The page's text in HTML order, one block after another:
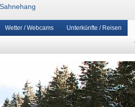
Wetter / Webcams Unterkünfte / Reisen